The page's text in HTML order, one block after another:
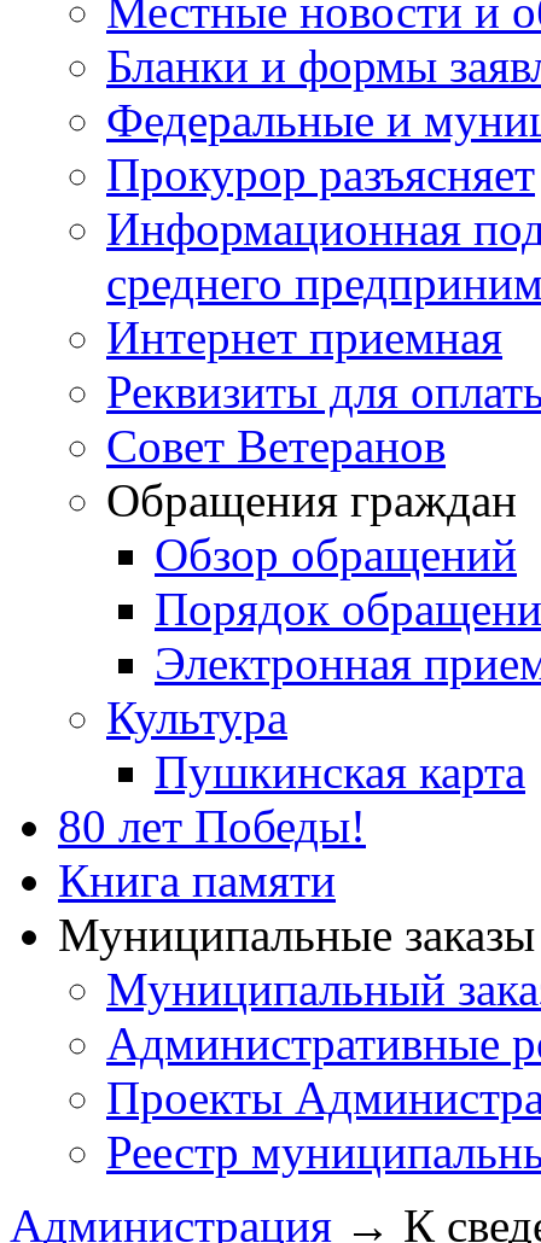
Местные новости и
Бланки и формы
Федеральные и
Прокурор разъясняет
Информационная
среднего
Интернет приемная
Реквизиты для
Совет Ветеранов
Обращения граждан
Обзор обращений
Порядок
Электронная
Культура
Пушкинская карта
80 лет Победы!
Книга памяти
Муниципальные
Муниципальный
Административные
Проекты
Реестр
Администрация → К